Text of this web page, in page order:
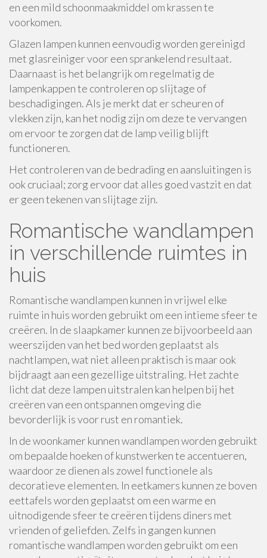
en een mild schoonmaakmiddel om krassen te
voorkomen.
Glazen lampen kunnen eenvoudig worden gereinigd
met glasreiniger voor een sprankelend resultaat.
Daarnaast is het belangrijk om regelmatig de
lampenkappen te controleren op slijtage of
beschadigingen. Als je merkt dat er scheuren of
vlekken zijn, kan het nodig zijn om deze te vervangen
om ervoor te zorgen dat de lamp veilig blijft
functioneren.
Het controleren van de bedrading en aansluitingen is
ook cruciaal; zorg ervoor dat alles goed vastzit en dat
er geen tekenen van slijtage zijn.
Romantische wandlampen
in verschillende ruimtes in
huis
Romantische wandlampen kunnen in vrijwel elke
ruimte in huis worden gebruikt om een intieme sfeer te
creëren. In de slaapkamer kunnen ze bijvoorbeeld aan
weerszijden van het bed worden geplaatst als
nachtlampen, wat niet alleen praktisch is maar ook
bijdraagt aan een gezellige uitstraling. Het zachte
licht dat deze lampen uitstralen kan helpen bij het
creëren van een ontspannen omgeving die
bevorderlijk is voor rust en romantiek.
In de woonkamer kunnen wandlampen worden gebruikt
om bepaalde hoeken of kunstwerken te accentueren,
waardoor ze dienen als zowel functionele als
decoratieve elementen. In eetkamers kunnen ze boven
eettafels worden geplaatst om een warme en
uitnodigende sfeer te creëren tijdens diners met
vrienden of geliefden. Zelfs in gangen kunnen
romantische wandlampen worden gebruikt om een